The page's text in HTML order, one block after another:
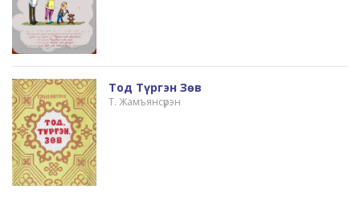
Тод Түргэн Зөв
Т. Жамъянсүрэн